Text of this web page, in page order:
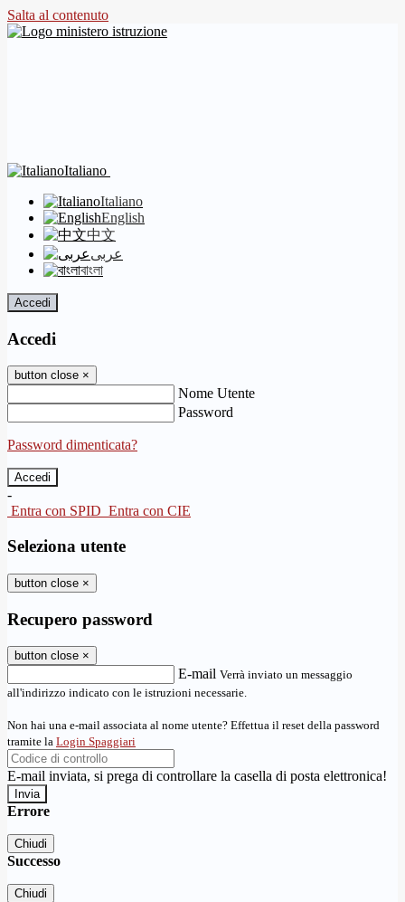
Salta al contenuto
Italiano
Italiano
English
中文
عربى
বাংলা
Accedi
Accedi
button close ×
Nome Utente
Password
Password dimenticata?
-
Entra con SPID Entra con CIE
Seleziona utente
button close ×
Recupero password
button close ×
E-mail Verrà inviato un messaggio
all'indirizzo indicato con le istruzioni necessarie.
Non hai una e-mail associata al nome utente? Effettua il reset della password
tramite la Login Spaggiari
E-mail inviata, si prega di controllare la casella di posta elettronica!
Errore
Chiudi
Successo
Chiudi